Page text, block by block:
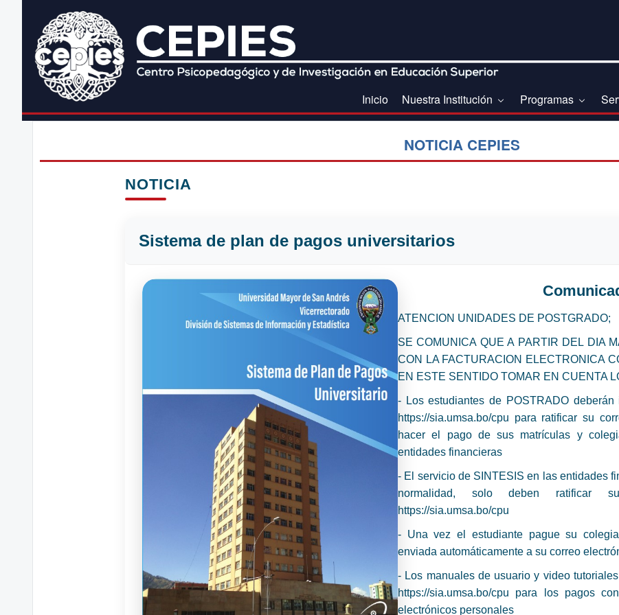
Inicio Nuestra Institución Programas
NOTICIA CEPIES
NOTICIA
Sistema de plan de pagos universitarios
ATENCION UNIDADES DE POSTGRADO;
SE COMUNICA QUE A PARTIR DEL DIA
CON LA FACTURACION ELECTRONICA
EN ESTE SENTIDO TOMAR EN CUENTA
- Los estudiantes de POSTRADO
https://sia.umsa.bo/cpu para ratificar su
hacer el pago de sus matrículas y
entidades financieras
- El servicio de SINTESIS en las entidades
normalidad, solo deben ratificar
https://sia.umsa.bo/cpu
- Una vez el estudiante pague su
enviada automáticamente a su correo
- Los manuales de usuario y video
https://sia.umsa.bo/cpu para los pagos
electrónicos personales